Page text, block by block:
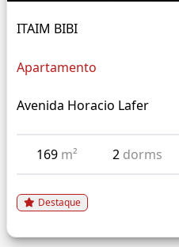
ITAIM BIBI
Apartamento
Avenida Horacio Lafer
169 m² 2 dorms
Destaque